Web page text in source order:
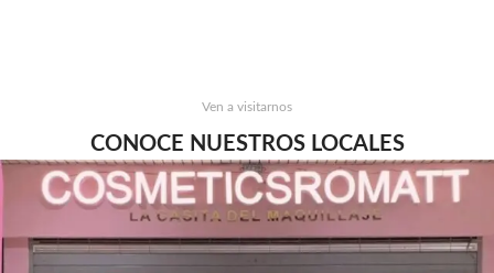
Ven a visitarnos
CONOCE NUESTROS LOCALES